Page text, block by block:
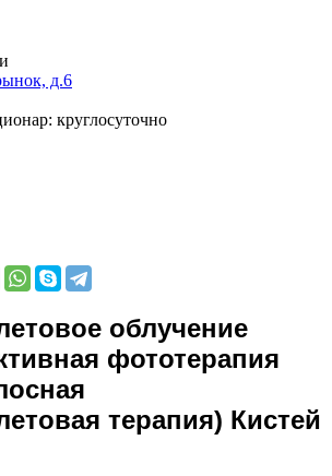
д.6
круглосуточно
облучение
фототерапия
терапия) Кистей